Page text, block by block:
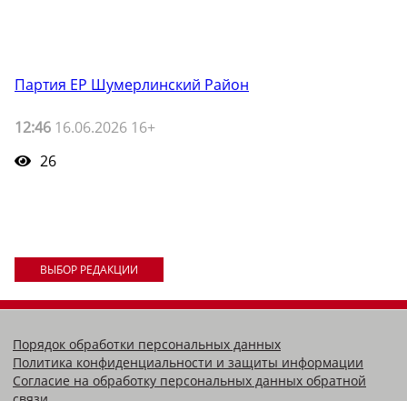
Партия ЕР Шумерлинский Район
12:46 16.06.2026 16+
26
ВЫБОР РЕДАКЦИИ
Порядок обработки персональных данных
Политика конфиденциальности и защиты информации
Согласие на обработку персональных данных обратной